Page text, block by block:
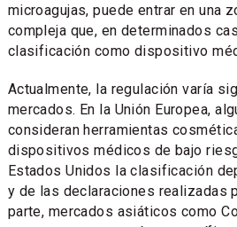
microagujas, puede entrar en una
compleja que, en determinados
clasificación como dispositivo
Actualmente, la regulación varía
mercados. En la Unión Europea,
consideran herramientas
dispositivos médicos de bajo
Estados Unidos la clasificación
y de las declaraciones realizadas
parte, mercados asiáticos como